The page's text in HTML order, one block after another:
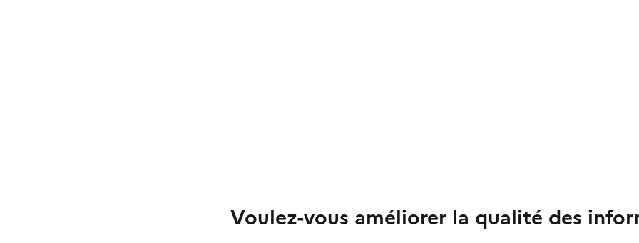
Voulez-vous améliorer la qualité des